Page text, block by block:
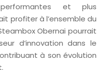
et plus
profiter à l’ensemble du
Obernai pourrait
d’innovation dans le
à son évolution